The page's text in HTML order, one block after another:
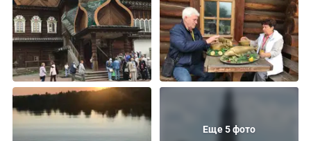
Еще 5 фото